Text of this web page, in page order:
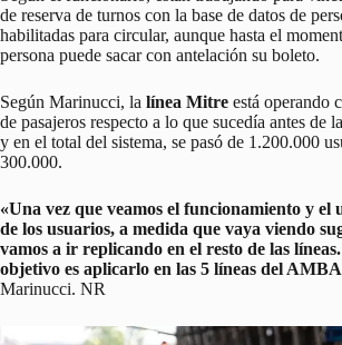
de reserva de turnos con la base de datos de
habilitadas para circular, aunque hasta el
persona puede sacar con antelación su boleto.
Según Marinucci, la línea Mitre está operando
de pasajeros respecto a lo que sucedía antes de
y en el total del sistema, se pasó de 1.200.000
300.000.
«Una vez que veamos el funcionamiento y el
de los usuarios, a medida que vaya viendo
vamos a ir replicando en el resto de las
objetivo es aplicarlo en las 5 líneas del
Marinucci. NR